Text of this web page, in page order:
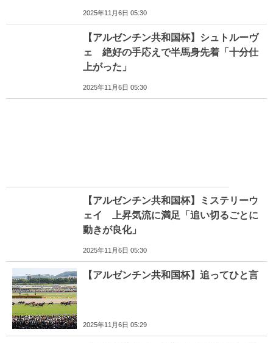
2025年11月6日 05:30
【アルゼンチン共和国杯】シュトルーヴ
ェ 絶好の手応えで半馬身先着「十分仕
上がった」
2025年11月6日 05:30
【アルゼンチン共和国杯】ミステリーウ
ェイ 上昇気流に満足「追い切るごとに
動きが良化」
2025年11月6日 05:30
【アルゼンチン共和国杯】追ってひと言
2025年11月6日 05:29